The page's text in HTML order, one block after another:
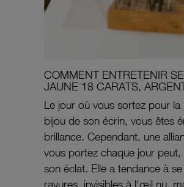
COMMENT ENTRETENIR
JAUNE 18 CARATS,
Le jour où vous sortez pour
bijou de son écrin, vous êtes
brillance. Cependant, une
vous portez chaque jour
son éclat. Elle a tendance à
rayures, invisibles à l'œil nu,